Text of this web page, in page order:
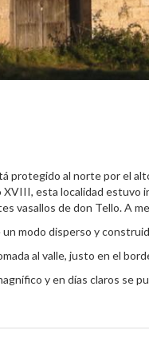
protegido al norte por el
XVIII, esta localidad
vasallos de don Tello. A
modo disperso y
al valle, justo en el
y en días claros se